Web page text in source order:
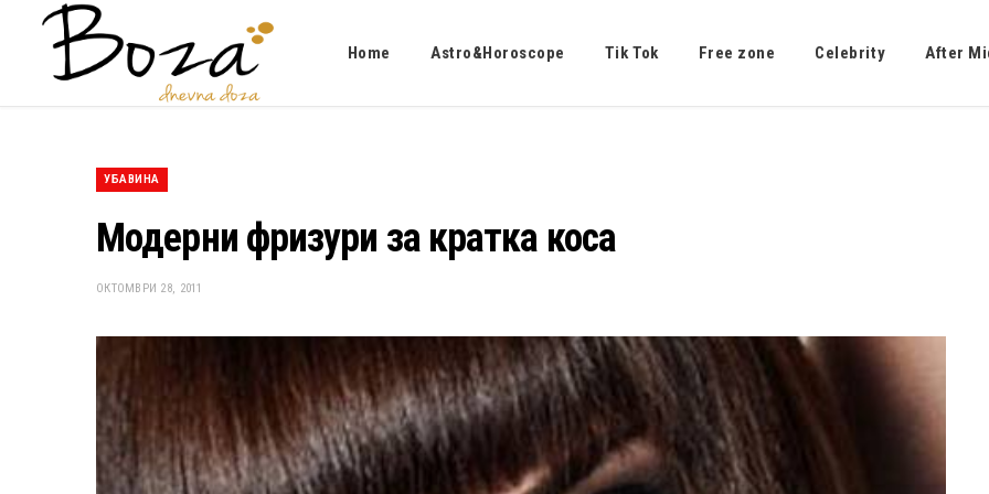
Home Astro&Horoscope Tik Tok Free zone Celebrity After
УБАВИНА
Модерни фризури за кратка коса
ОКТОМВРИ 28, 2011